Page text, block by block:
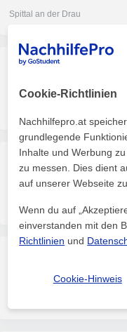
Spittal an der Drau
Nachhilfe in Mathematik
Mathe
Mathematik Nachhilfe
Mathe
Cookie-Richtlinien
Nachhilfepro.at
grundlegende
Inhalte und Werbung
zu messen. Dies dient
auf unserer Webseite
Wenn du auf
einverstanden mit den
Richtlinien und
Cookie-Hinweis